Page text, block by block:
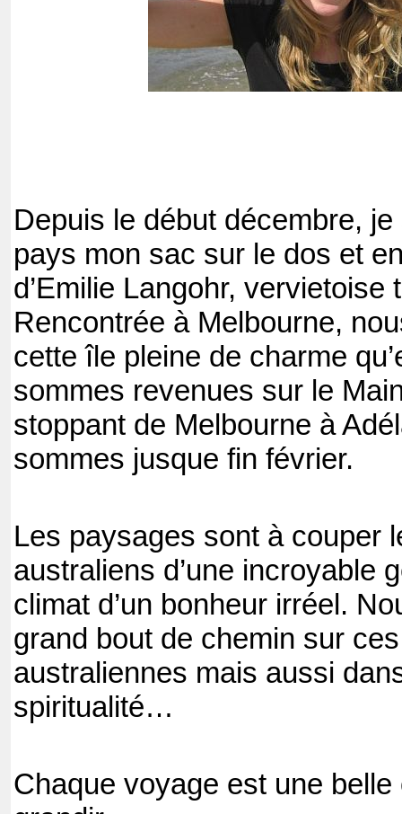
Depuis le début décembre,
pays mon sac sur le dos et
d’Emilie Langohr, vervietoise
Rencontrée à Melbourne,
cette île pleine de charme
sommes revenues sur le
stoppant de Melbourne à
sommes jusque fin février.
Les paysages sont à couper
australiens d’une incroyable
climat d’un bonheur irréel.
grand bout de chemin sur
australiennes mais aussi
spiritualité…
Chaque voyage est une